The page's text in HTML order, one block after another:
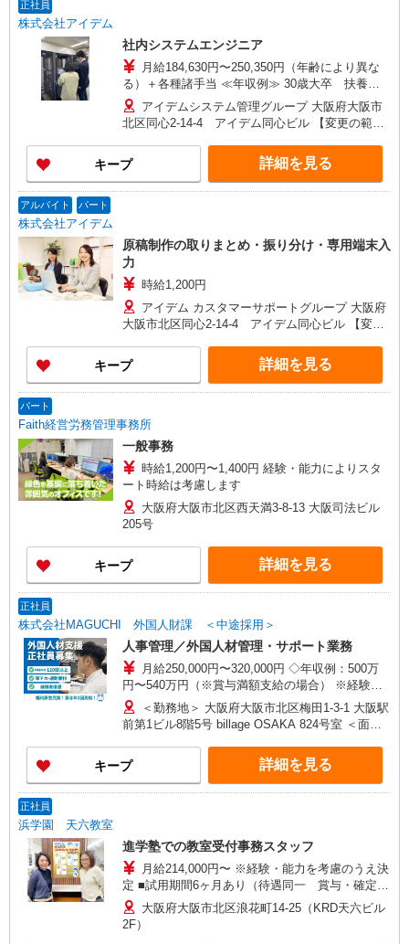
正社員
株式会社アイデム
社内システムエンジニア
月給184,630円〜250,350円（年齢により異な
る）＋各種諸手当 ≪年収例≫ 30歳大卒 扶養家
族 妻、子供１人 ※月残業20時間の場合
4,138,730円+交通費 （月給214,350円×12ヵ月＋残
業手当（月20時間）+諸手当+賞与） 35歳大卒
主任 扶養家族 妻 子供１人 ※月残業20時間
の場合 5,180,000円＋交通費 （月給276,350円×12
ヵ月＋残業手当（月20時間）+諸手当+賞与）
アイデムシステム管理グループ 大阪府大阪市
北区同心2-14-4 アイデム同心ビル 【変更の範
キープ 詳細を見る
アルバイト パート
株式会社アイデム
原稿制作の取りまとめ・振り分け・専用端末入
力
時給1,200円
アイデム カスタマーサポートグループ 大阪府
大阪市北区同心2-14-4 アイデム同心ビル 【変更
トという部署名ですが、操作方法など技術的な
問い合わせを受けて対応する部署ではありませ
ん。
キープ 詳細を見る
パート
Faith経営労務管理事務所
一般事務
時給1,200円〜1,400円 経験・能力によりスタ
ート時給は考慮します
大阪府大阪市北区西天満3-8-13 大阪司法ビル
205号
キープ 詳細を見る
正社員
株式会社MAGUCHI 外国人財課 ＜中途採用＞
人事管理／外国人材管理・サポート業務
月給250,000円〜320,000円 ◇年収例：500万
円〜540万円（※賞与満額支給の場合） ※経験・
年齢を考慮の上、当社規定により決定いたします
※昇給・賞与は業績、実績等による ※初年度は賞
与を在籍期間に応じて支給するため、 入社時期
によっては年収例と同額にならない場合がありま
す 2年目以降の賞与は満額支給となります ※給
与体系や評価制度の詳細については、面接時・入
＜勤務地＞ 大阪府大阪市北区梅田1-3-1 大阪駅
前第1ビル8階5号 billage OSAKA 824号室 ＜面接
1丁目5番29号 （大阪メトロ「大阪港」駅 1番出口
より徒歩3分） 地図
◇https://maps.app.goo.gl/XwttAeg3PpBcS5FF8
キープ 詳細を見る
正社員
浜学園 天六教室
進学塾での教室受付事務スタッフ
月給214,000円〜 ※経験・能力を考慮のうえ決
定 ■試用期間6ヶ月あり（待遇同一 賞与・確定拠
出年金はなし） ※固定残業代（月6.5時間・
10,000円）含む ※固定残業代は残業がない場合も
支給し、超過分は別途支給致します。
大阪府大阪市北区浪花町14-25（KRD天六ビル
2F）